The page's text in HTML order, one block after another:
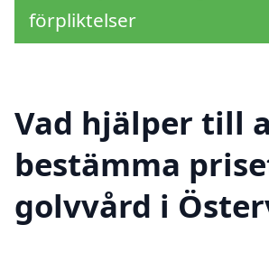
förpliktelser
Vad hjälper till
bestämma
golvvård i